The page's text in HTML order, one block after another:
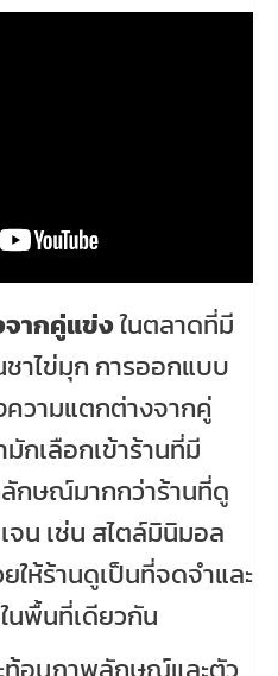
จากคู่แข่งในตลาดที่มี
าไข่มุก การออกแบบ
ความแตกต่างจากคู่
กเลือกเข้าร้านที่มี
ลักษณ์มากกว่าร้านที่ดู
จน เช่น สไตล์มินิมอล
ห้ร้านดูเป็นที่จดจำและ
นพื้นที่เดียวกัน